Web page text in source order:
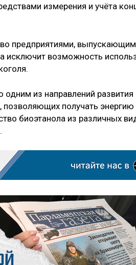
измерения и учёта
предприятиями,
исключит возможность
из направлений развития
позволяющих получать энергию
биоэтанола из различных